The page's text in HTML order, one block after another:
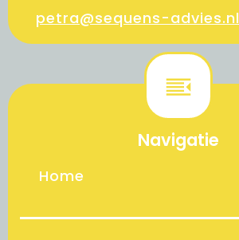
petra@sequens-advies.nl
Navigatie
Home